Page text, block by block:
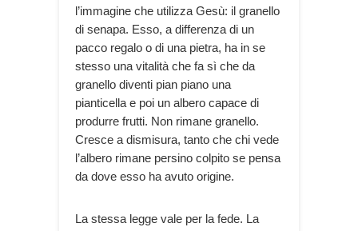
l’immagine che utilizza Gesù: il granello
di senapa. Esso, a differenza di un
pacco regalo o di una pietra, ha in se
stesso una vitalità che fa sì che da
granello diventi pian piano una
pianticella e poi un albero capace di
produrre frutti. Non rimane granello.
Cresce a dismisura, tanto che chi vede
l’albero rimane persino colpito se pensa
da dove esso ha avuto origine.
La stessa legge vale per la fede. La